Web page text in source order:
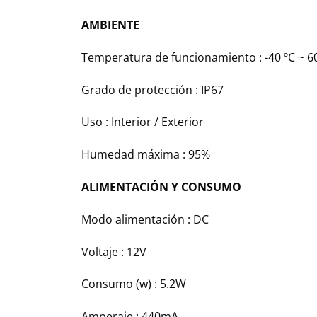
AMBIENTE
Temperatura de funcionamiento : -40 ºC ~
Grado de protección : IP67
Uso : Interior / Exterior
Humedad máxima : 95%
ALIMENTACIÓN Y CONSUMO
Modo alimentación : DC
Voltaje : 12V
Consumo (w) : 5.2W